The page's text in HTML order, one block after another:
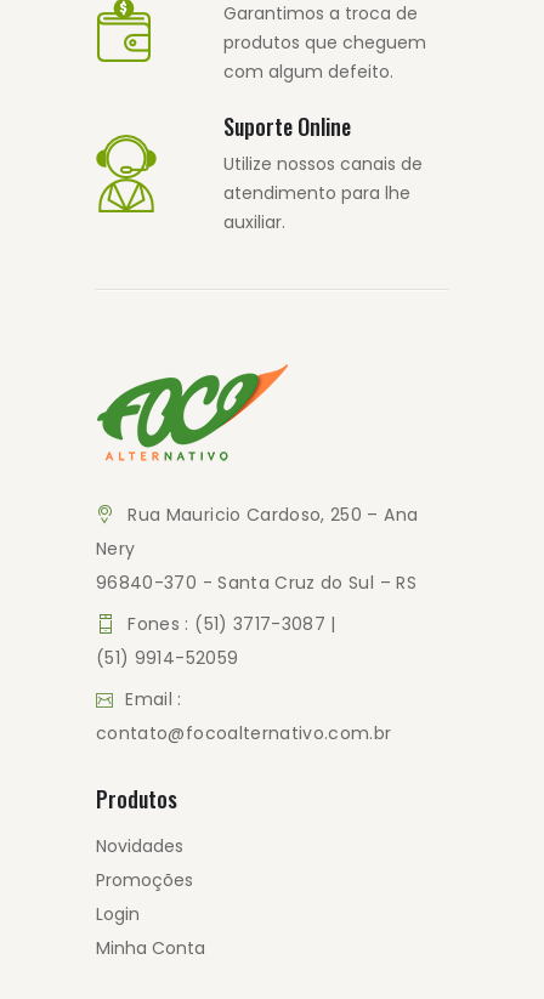
Garantimos a troca de
produtos que cheguem
com algum defeito.
Suporte Online
Utilize nossos canais de
atendimento para lhe
auxiliar.
Rua Mauricio Cardoso, 250 – Ana
Nery
96840-370 - Santa Cruz do Sul – RS
Fones : (51) 3717-3087 |
(51) 9914-52059
Email :
contato@focoalternativo.com.br
Produtos
Novidades
Promoções
Login
Minha Conta